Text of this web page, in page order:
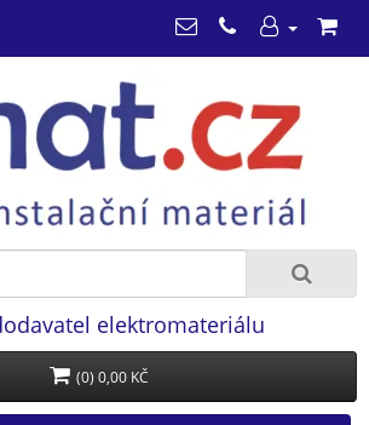
elektromateriálu
(0) 0,00 KČ